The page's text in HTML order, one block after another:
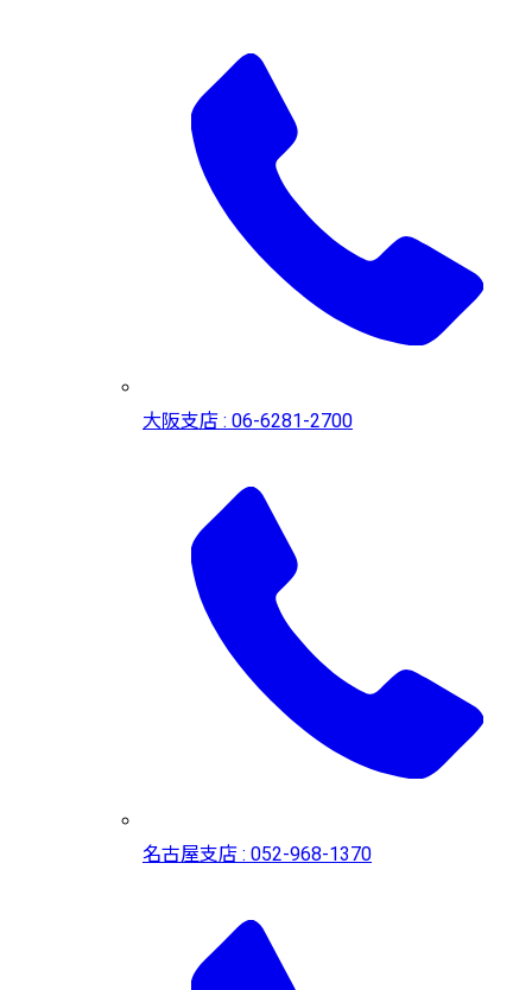
大阪支店 : 06-6281-2700
名古屋支店 : 052-968-1370